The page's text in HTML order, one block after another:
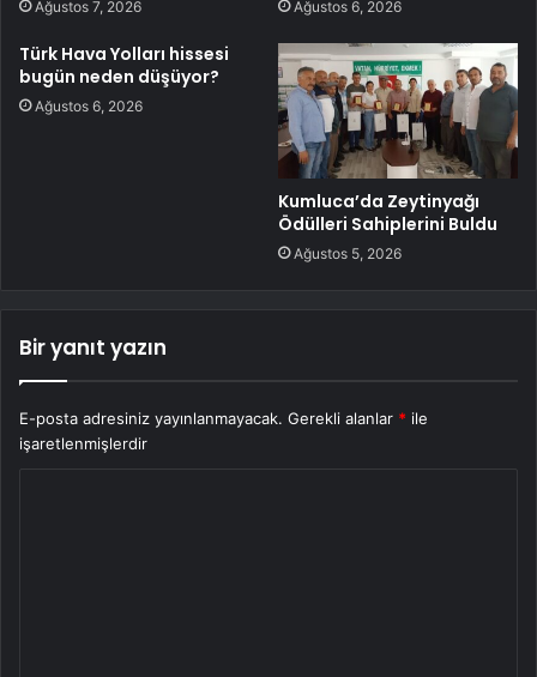
Ağustos 7, 2026 Ağustos 6, 2026
Türk Hava Yolları hissesi
bugün neden düşüyor?
Ağustos 6, 2026
Kumluca’da Zeytinyağı
Ödülleri Sahiplerini Buldu
Ağustos 5, 2026
Bir yanıt yazın
E-posta adresiniz yayınlanmayacak. Gerekli alanlar * ile
işaretlenmişlerdir